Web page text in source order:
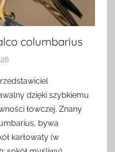
columbarius
z
e
z
a
d
dzięki szybkiemu
łowczej. Znany
bywa
karłowaty (w